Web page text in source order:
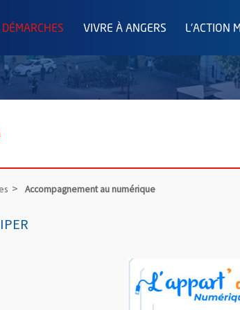
VIVRE À ANGERS L'ACTION
Accompagnement au numérique